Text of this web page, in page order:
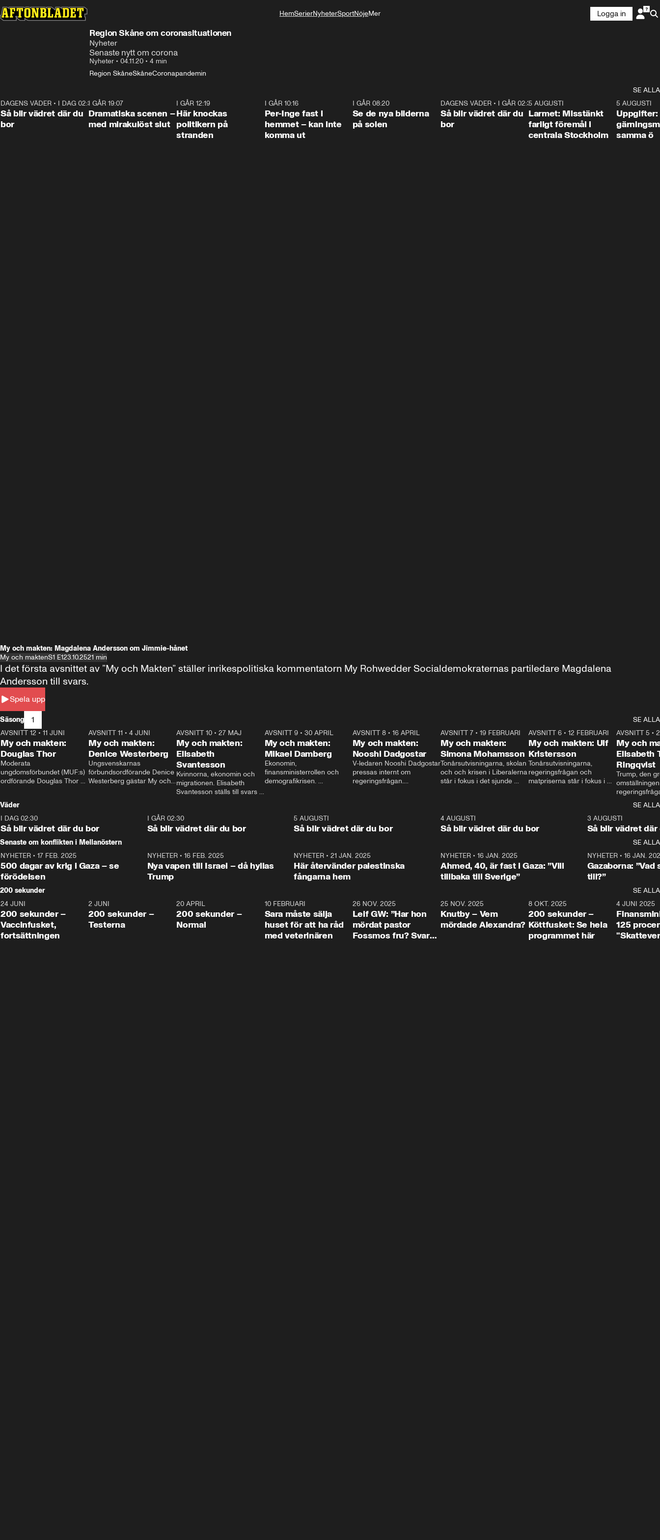
HemSerierNyheterSportNöjeMer
Logga in
Region Skåne om coronasituationen
Nyheter
Senaste nytt om corona
Nyheter • 04.11.20 • 4 min
Region SkåneSkåneCoronapandemin
SE ALLA
1:06
DAGENS VÄDER • I DAG 02:30
Så blir vädret där du
bor
I GÅR 19:07
Dramatiska scenen –
med mirakulöst slut
I GÅR 12:19
Här knockas
politikern på
stranden
I GÅR 10:16
Per-Inge fast i
hemmet – kan inte
komma ut
I GÅR 08:20
Se de nya bilderna
på solen
1:06
DAGENS VÄDER• I GÅR 02:30
Så blir vädret där du
bor
0:35
5 AUGUSTI
Larmet: Misstänkt
farligt föremål i
centrala Stockholm
5 AUGUSTI
Uppgifter:
samma ö
My och makten: Magdalena Andersson om Jimmie-hånet
My och maktenS1 E123.10.2521 min
Spela upp
I det första avsnittet av ”My och Makten” ställer inrikespolitiska kommentatorn My Rohwedder Socialdemokraternas partiledare Magdalena
Andersson till svars.
Säsong 1
SE ALLA
26:27
AVSNITT 12 • 11 JUNI
My och makten:
Douglas Thor
Moderata
ungdomsförbundet (MUF:s)
ordförande Douglas Thor
tonårsutvisningarna och hur
Moderaterna ska locka
väljare till valet i höst.
23:40
AVSNITT 11 •4 JUNI
My och makten:
Denice Westerberg
Ungsvenskarnas
förbundsordförande Denice
Westerberg gästar My och
AVSNITT 10 •27 MAJ
My och makten:
Elisabeth
Svantesson
Kvinnorna, ekonomin och
migrationen. Elisabeth
Svantesson ställs till svars
AVSNITT 9• 30 APRIL
My och makten:
Mikael Damberg
Ekonomin,
finansministerrollen och
demografikrisen.
och Makten.
AVSNITT 8• 16 APRIL
My och makten:
Nooshi Dadgostar
V-ledaren Nooshi Dadgostar
pressas internt om
regeringsfrågan.
– Vi ställer upp i val. Ska vi
vara med så sitter vi förstås
24:30
AVSNITT 7• 19 FEBRUARI
My och makten:
Simona Mohamsson
Tonårsutvisningarna, skolan
och och krisen i Liberalerna
står i fokus i det sjunde
kommentator My
Rohwedder ställer
utbildnings- och
Mohamsson till svars.
27:30
AVSNITT 6 •12 FEBRUARI
My och makten: Ulf
Kristersson
Tonårsutvisningarna,
regeringsfrågan och
matpriserna står i fokus i
Rohwedder ställer
statsminister Ulf Kristersson
AVSNITT 5 •
My och
Elisabeth
Ringqvist
Trump, den
centrum i
avsnittet av
Makten”. Se
Aftonbladets
Rohwedder
Thand Ring
Väder
SE ALLA
I DAG 02:30
Så blir vädret där du bor
1:06
I GÅR 02:30
Så blir vädret där du bor
5 AUGUSTI
Så blir vädret där du bor
4 AUGUSTI
Så blir vädret där du bor
3 AUGUSTI
Så blir vädret där
Senaste om konflikten i Mellanöstern
SE ALLA
NYHETER • 17 FEB. 2025
500 dagar av krig i Gaza – se
förödelsen
NYHETER• 16 FEB. 2025
Nya vapen till Israel – då hyllas
Trump
NYHETER •21 JAN. 2025
Här återvänder palestinska
fångarna hem
NYHETER• 16 JAN. 2025
Ahmed, 40, är fast i Gaza: ”Vill
tillbaka till Sverige”
NYHETER• 16 JAN.
Gazaborna:
till?”
200 sekunder
SE ALLA
5:00
24 JUNI
200 sekunder –
Vaccinfusket,
fortsättningen
4:23
2 JUNI
200 sekunder –
Testerna
20 APRIL
200 sekunder –
Normal
10 FEBRUARI
Sara måste sälja
huset för att ha råd
med veterinären
26 NOV. 2025
Leif GW: ”Har hon
mördat pastor
Fossmos fru? Svar
31:05
25 NOV. 2025
Knutby – Vem
mördade Alexandra?
4:29
8 OKT. 2025
200 sekunder –
Köttfusket: Se hela
programmet här
4 JUNI 2025
125